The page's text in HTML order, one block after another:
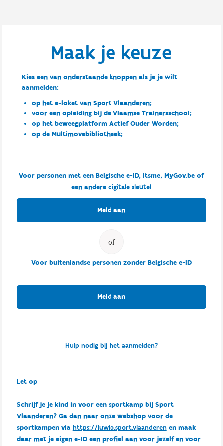
Maak je keuze
Kies een van onderstaande knoppen als je je wilt
aanmelden:
op het e-loket van Sport Vlaanderen;
voor een opleiding bij de Vlaamse Trainersschool;
op het beweegplatform Actief Ouder Worden;
op de Multimovebibliotheek;
Voor personen met een Belgische e-ID, Itsme, MyGov.be of
een anderedigitale sleutel
Meld aan
Voor buitenlandse personen zonder Belgische e-ID
Meld aan
Hulp nodig bij het aanmelden?
Let op
Schrijf je je kind in voor een sportkamp bij Sport
Vlaanderen? Ga dan naar onze webshop voor de
sportkampen via https://luwio.sport.vlaanderenen maak
daar met je eigen e-ID een profiel aan voor jezelf en voor